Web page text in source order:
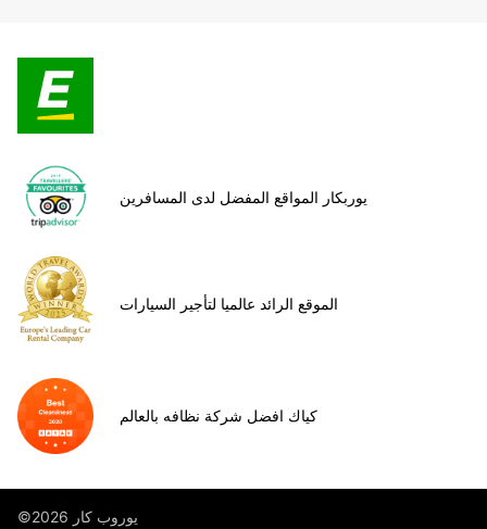
يوربكار المواقع المفضل لدى المسافرين
الموقع الرائد عالميا لتأجير السيارات
كياك افضل شركة نظافه بالعالم
©يوروب كار 2026